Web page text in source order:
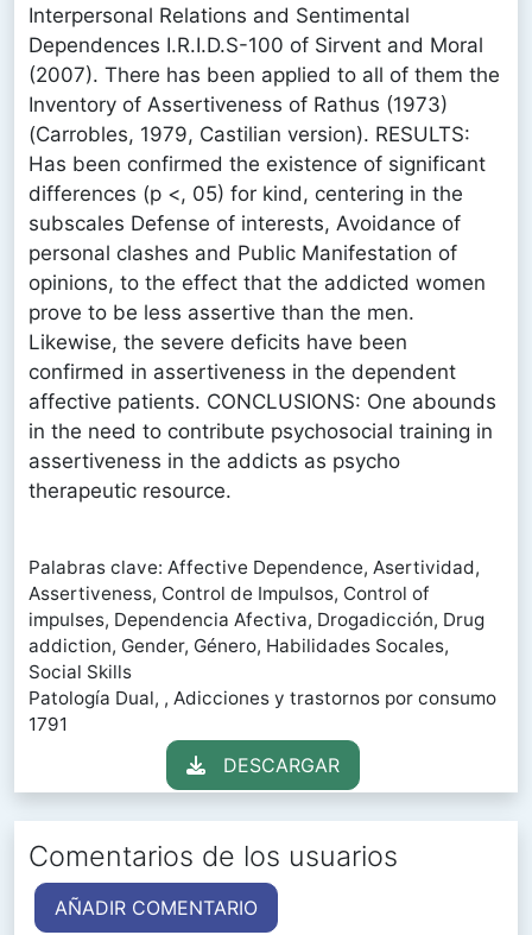
Interpersonal Relations and Sentimental
Dependences I.R.I.D.S-100 of Sirvent and Moral
(2007). There has been applied to all of them the
Inventory of Assertiveness of Rathus (1973)
(Carrobles, 1979, Castilian version). RESULTS:
Has been confirmed the existence of significant
differences (p <, 05) for kind, centering in the
subscales Defense of interests, Avoidance of
personal clashes and Public Manifestation of
opinions, to the effect that the addicted women
prove to be less assertive than the men.
Likewise, the severe deficits have been
confirmed in assertiveness in the dependent
affective patients. CONCLUSIONS: One abounds
in the need to contribute psychosocial training in
assertiveness in the addicts as psycho
therapeutic resource.
Palabras clave: Affective Dependence, Asertividad,
Assertiveness, Control de Impulsos, Control of
impulses, Dependencia Afectiva, Drogadicción, Drug
addiction, Gender, Género, Habilidades Socales,
Social Skills
Patología Dual, , Adicciones y trastornos por consumo
1791
DESCARGAR
Comentarios de los usuarios
AÑADIR COMENTARIO